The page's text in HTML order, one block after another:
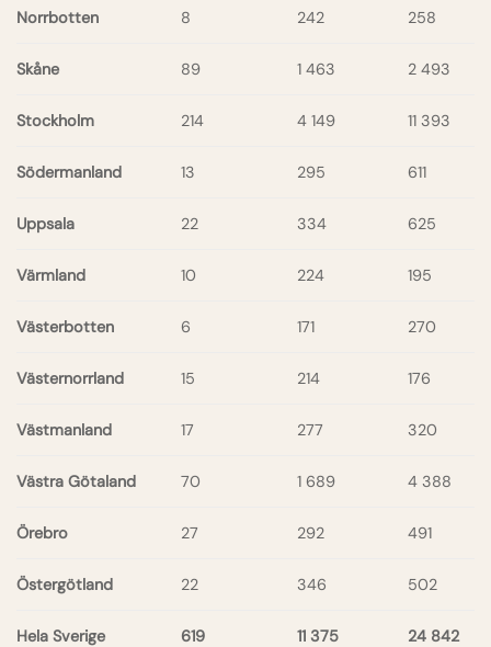
Norrbotten 8 242 258
Skåne 89 1 463 2 493
Stockholm 214 4 149 11 393
Södermanland 13 295 611
Uppsala 22 334 625
Värmland 10 224 195
Västerbotten 6 171 270
Västernorrland 15 214 176
Västmanland 17 277 320
Västra Götaland 70 1 689 4 388
Örebro 27 292 491
Östergötland 22 346 502
Hela Sverige 619 11 375 24 842